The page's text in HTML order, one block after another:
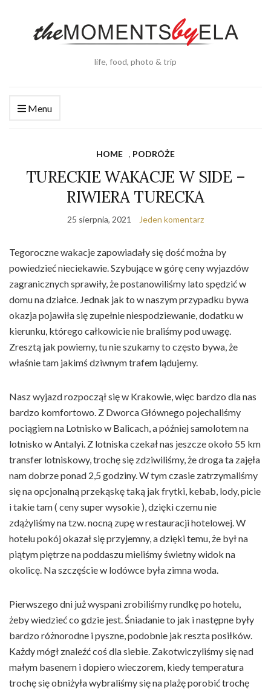
life, food, photo & trip
Menu
HOME , PODRÓŻE
TURECKIE WAKACJE W SIDE –
RIWIERA TURECKA
25 sierpnia, 2021 Jeden komentarz
Tegoroczne wakacje zapowiadały się dość można by
powiedzieć nieciekawie. Szybujące w górę ceny wyjazdów
zagranicznych sprawiły, że postanowiliśmy lato spędzić w
domu na działce. Jednak jak to w naszym przypadku bywa
okazja pojawiła się zupełnie niespodziewanie, dodatku w
kierunku, którego całkowicie nie braliśmy pod uwagę.
Zresztą jak powiemy, tu nie szukamy to często bywa, że
właśnie tam jakimś dziwnym trafem lądujemy.
Nasz wyjazd rozpoczął się w Krakowie, więc bardzo dla nas
bardzo komfortowo. Z Dworca Głównego pojechaliśmy
pociągiem na Lotnisko w Balicach, a później samolotem na
lotnisko w Antalyi. Z lotniska czekał nas jeszcze około 55 km
transfer lotniskowy, trochę się zdziwiliśmy, że droga ta zajęła
nam dobrze ponad 2,5 godziny. W tym czasie zatrzymaliśmy
się na opcjonalną przekąskę taką jak frytki, kebab, lody, picie
i takie tam ( ceny super wysokie ), dzięki czemu nie
zdążyliśmy na tzw. nocną zupę w restauracji hotelowej. W
hotelu pokój okazał się przyjemny, a dzięki temu, że był na
piątym piętrze na poddaszu mieliśmy świetny widok na
okolicę. Na szczęście w lodówce była zimna woda.
Pierwszego dni już wyspani zrobiliśmy rundkę po hotelu,
żeby wiedzieć co gdzie jest. Śniadanie to jak i następne były
bardzo różnorodne i pyszne, podobnie jak reszta posiłków.
Każdy mógł znaleźć coś dla siebie. Zakotwiczyliśmy się nad
małym basenem i dopiero wieczorem, kiedy temperatura
trochę się obniżyła wybraliśmy się na plażę porobić trochę